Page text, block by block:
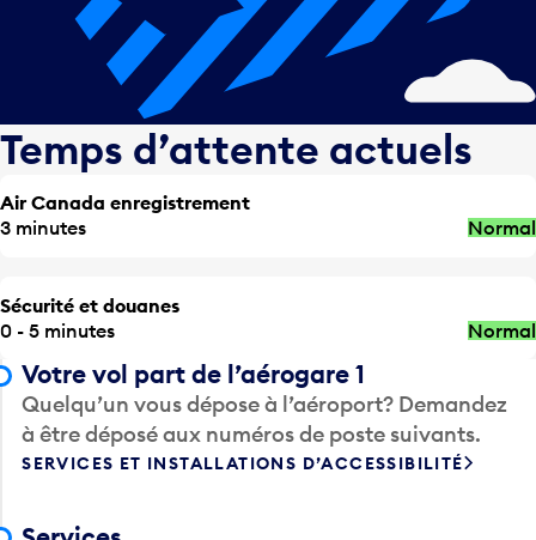
Temps d’attente actuels
Air Canada enregistrement
3 minutes
Normal
Sécurité et douanes
0 - 5 minutes
Normal
Votre vol part de l’aérogare 1
Quelqu’un vous dépose à l’aéroport? Demandez
à être déposé aux numéros de poste suivants.
SERVICES ET INSTALLATIONS D’ACCESSIBILITÉ